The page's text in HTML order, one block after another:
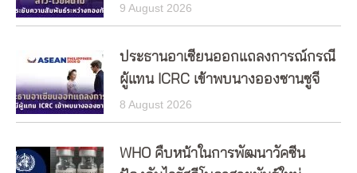
9 August 2026
ประธานอาเซียนออกแถลงการณ์กรณี
ผู้แทน ICRC เข้าพบนางอองซานซูจี
8 August 2026
WHO คืบหน้าในการพัฒนาวัคซีน